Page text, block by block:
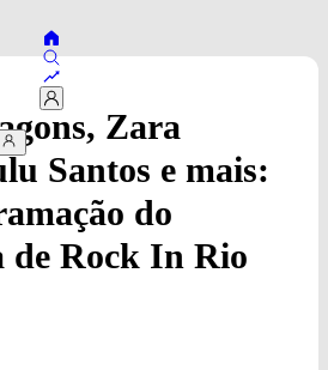
Zara
Santos e mais:
do
de Rock In Rio